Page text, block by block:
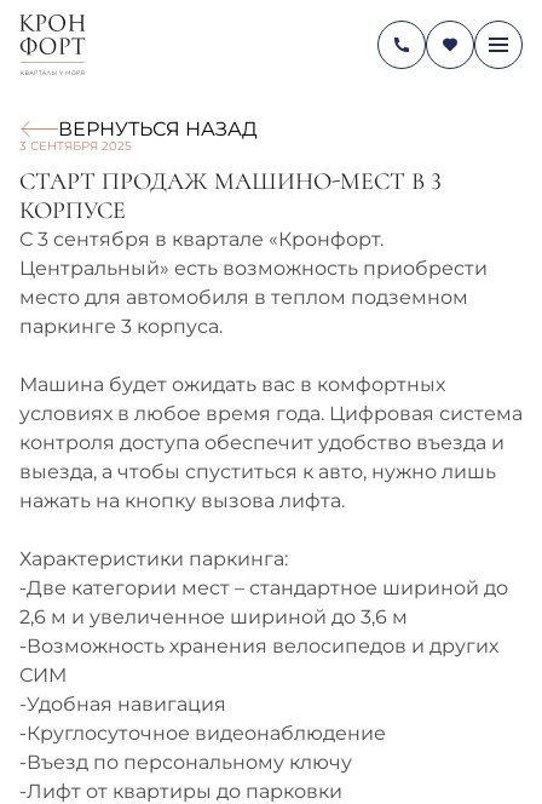
ВЕРНУТЬСЯ НАЗАД
3 СЕНТЯБРЯ 2025
СТАРТ ПРОДАЖ МАШИНО-МЕСТ В 3
КОРПУСЕ
С 3 сентября в квартале «Кронфорт.
Центральный» есть возможность приобрести
место для автомобиля в теплом подземном
паркинге 3 корпуса.
Машина будет ожидать вас в комфортных
условиях в любое время года. Цифровая система
контроля доступа обеспечит удобство въезда и
выезда, а чтобы спуститься к авто, нужно лишь
нажать на кнопку вызова лифта.
Характеристики паркинга:
-Две категории мест – стандартное шириной до
2,6 м и увеличенное шириной до 3,6 м
-Возможность хранения велосипедов и других
СИМ
-Удобная навигация
-Круглосуточное видеонаблюдение
-Въезд по персональному ключу
-Лифт от квартиры до парковки